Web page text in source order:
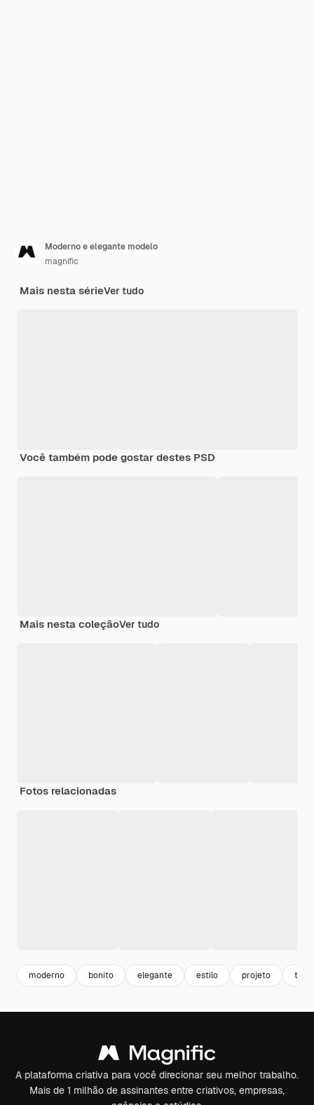
Moderno e elegante modelo
magnific
Mais nesta sérieVer tudo
Você também pode gostar destes PSD
Mais nesta coleçãoVer tudo
Fotos relacionadas
moderno bonito elegante estilo projeto
A plataforma criativa para você direcionar seu melhor trabalho.
Mais de 1 milhão de assinantes entre criativos, empresas,